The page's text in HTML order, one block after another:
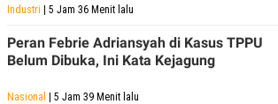
Industri | 5 Jam 36 Menit lalu
Peran Febrie Adriansyah di Kasus TPPU
Belum Dibuka, Ini Kata Kejagung
Nasional | 5 Jam 39 Menit lalu